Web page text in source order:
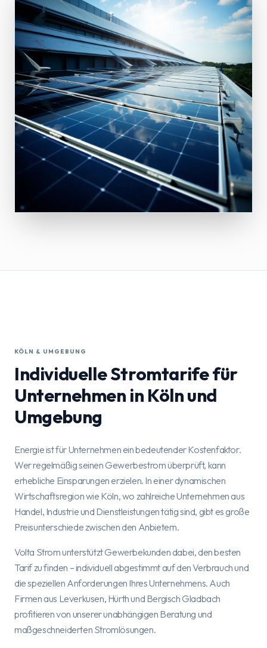
KÖLN & UMGEBUNG
Individuelle Stromtarife für
Unternehmen in Köln und
Umgebung
Energie ist für Unternehmen ein bedeutender Kostenfaktor.
Wer regelmäßig seinen Gewerbestrom überprüft, kann
erhebliche Einsparungen erzielen. In einer dynamischen
Wirtschaftsregion wie Köln, wo zahlreiche Unternehmen aus
Handel, Industrie und Dienstleistungen tätig sind, gibt es große
Preisunterschiede zwischen den Anbietern.
Volta Strom unterstützt Gewerbekunden dabei, den besten
Tarif zu finden – individuell abgestimmt auf den Verbrauch und
die speziellen Anforderungen Ihres Unternehmens. Auch
Firmen aus Leverkusen, Hürth und Bergisch Gladbach
profitieren von unserer unabhängigen Beratung und
maßgeschneiderten Stromlösungen.